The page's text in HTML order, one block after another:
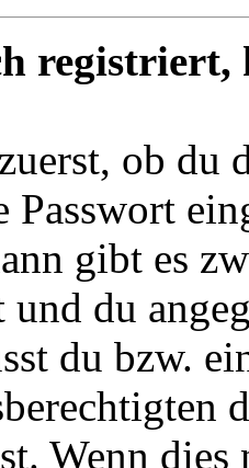
ob du
Passwort
gibt es
du
du bzw.
Wenn